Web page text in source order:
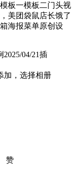
板一模板二门头视
美团袋鼠店长饿了
海报菜单原创设
加，选择相册
赞